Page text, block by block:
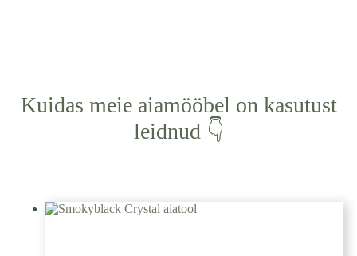
Kuidas meie aiamööbel on kasutust
leidnud 👇